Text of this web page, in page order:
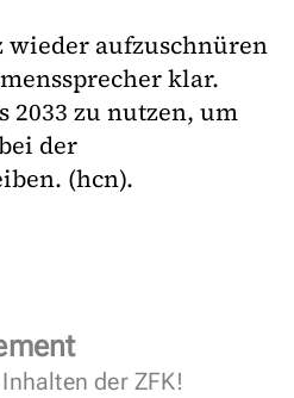
wieder aufzuschnüren
klar.
2033 zu nutzen, um
der
(hcn).
der ZFK!